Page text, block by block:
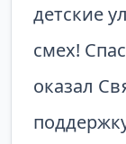
детские
смех!
оказал